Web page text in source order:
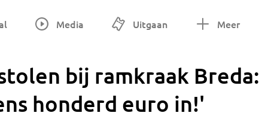
Media Uitgaan Meer
bij ramkraak Breda:
honderd euro in!'